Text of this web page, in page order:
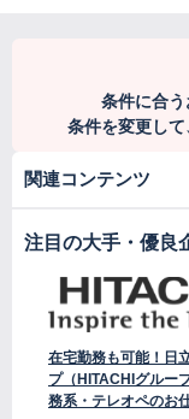
条件に合う
条件を変更し
関連コンテンツ
注目の大手・優良
在宅勤務も可能！日
プ（HITACHIグルー
務系・テレオペのお